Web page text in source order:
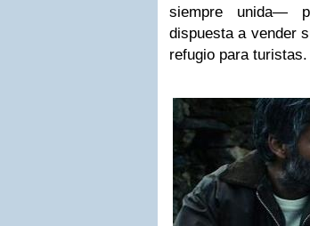
siempre unida—
dispuesta a vender
refugio para turistas.